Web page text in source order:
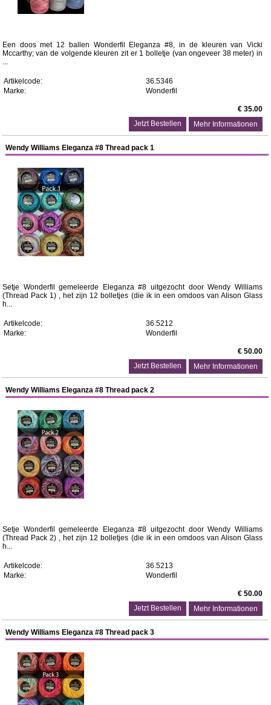
Een doos met 12 ballen Wonderfil Eleganza #8, in de kleuren van Vicki
Mccarthy; van de volgende kleuren zit er 1 bolletje (van ongeveer 38 meter) in
...
Artikelcode:
36.5346
Marke:
Wonderfil
€ 35.00
Mehr Informationen
Wendy Williams Eleganza #8 Thread pack 1
Setje Wonderfil gemeleerde Eleganza #8 uitgezocht door Wendy Williams
(Thread Pack 1) , het zijn 12 bolletjes (die ik in een omdoos van Alison Glass
h...
Artikelcode:
36.5212
Marke:
Wonderfil
€ 50.00
Mehr Informationen
Wendy Williams Eleganza #8 Thread pack 2
Setje Wonderfil gemeleerde Eleganza #8 uitgezocht door Wendy Williams
(Thread Pack 2) , het zijn 12 bolletjes (die ik in een omdoos van Alison Glass
h...
Artikelcode:
36.5213
Marke:
Wonderfil
€ 50.00
Mehr Informationen
Wendy Williams Eleganza #8 Thread pack 3